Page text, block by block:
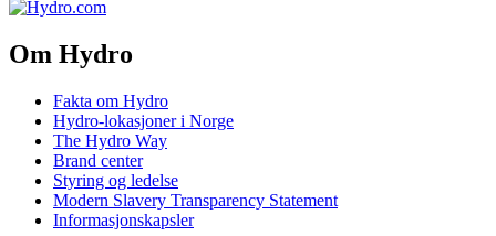
Om Hydro
Fakta om Hydro
Hydro-lokasjoner i Norge
The Hydro Way
Brand center
Styring og ledelse
Modern Slavery Transparency Statement
Informasjonskapsler